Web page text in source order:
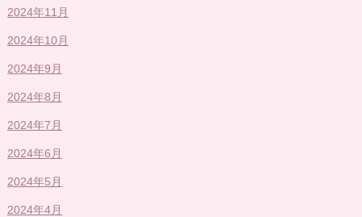
2024年11月
2024年10月
2024年9月
2024年8月
2024年7月
2024年6月
2024年5月
2024年4月